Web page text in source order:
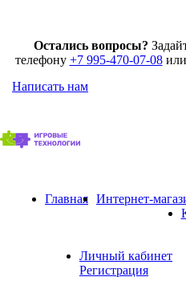
Остались вопросы?
телефону +7 995-470-07-08или
Написать нам
Главная Интернет-
Личный кабинет
Регистрация